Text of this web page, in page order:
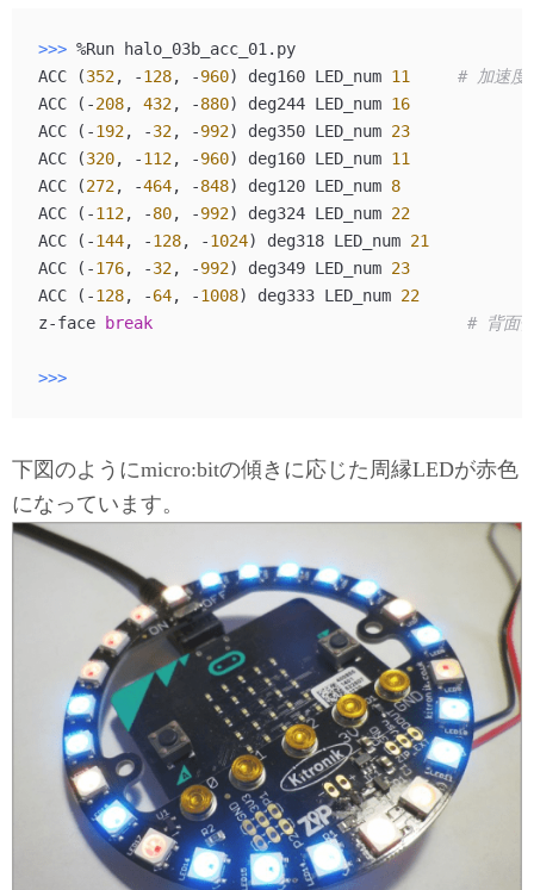
>>> %Run halo_03b_acc_01.py
ACC (352, -128, -960) deg160 LED_num 11
# 加速度
ACC (-208, 432, -880) deg244 LED_num 16
ACC (-192, -32, -992) deg350 LED_num 23
ACC (320, -112, -960) deg160 LED_num 11
ACC (272, -464, -848) deg120 LED_num 8
ACC (-112, -80, -992) deg324 LED_num 22
ACC (-144, -128, -1024) deg318 LED_num 21
ACC (-176, -32, -992) deg349 LED_num 23
ACC (-128, -64, -1008) deg333 LED_num 22
z-face
break # 背面
>>>
下図のようにmicro:bitの傾きに応じた周縁LEDが赤色
になっています。